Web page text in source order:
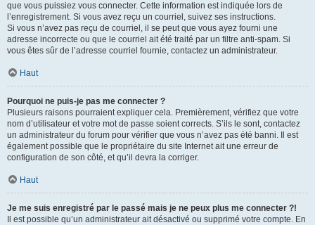
que vous puissiez vous connecter. Cette information est indiquée lors de
l’enregistrement. Si vous avez reçu un courriel, suivez ses instructions.
Si vous n’avez pas reçu de courriel, il se peut que vous ayez fourni une
adresse incorrecte ou que le courriel ait été traité par un filtre anti-spam. Si
vous êtes sûr de l’adresse courriel fournie, contactez un administrateur.
Haut
Pourquoi ne puis-je pas me connecter ?
Plusieurs raisons pourraient expliquer cela. Premièrement, vérifiez que votre
nom d’utilisateur et votre mot de passe soient corrects. S’ils le sont, contactez
un administrateur du forum pour vérifier que vous n’avez pas été banni. Il est
également possible que le propriétaire du site Internet ait une erreur de
configuration de son côté, et qu’il devra la corriger.
Haut
Je me suis enregistré par le passé mais je ne peux plus me connecter ?!
Il est possible qu’un administrateur ait désactivé ou supprimé votre compte. En